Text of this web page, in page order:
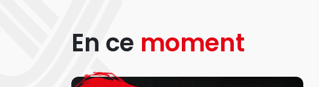
En ce moment